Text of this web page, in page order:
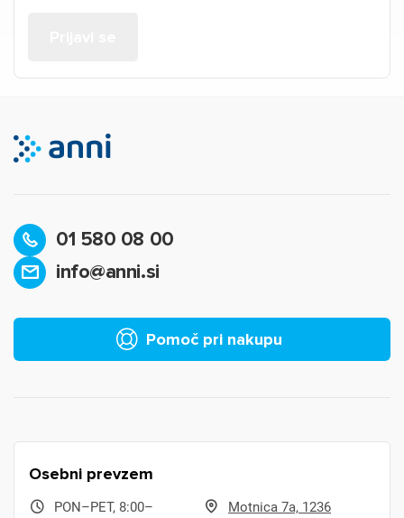
01 580 08 00
info@anni.si
Pomoč pri nakupu
Osebni prevzem
PON–PET, 8:00–
Motnica 7a, 1236